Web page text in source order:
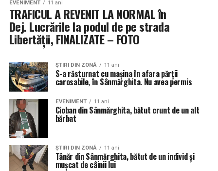
EVENIMENT 11 ani
TRAFICUL A REVENIT LA NORMAL în
Dej. Lucrările la podul de pe strada
Libertății, FINALIZATE – FOTO
ŞTIRI DIN ZONĂ 11 ani
S-a răsturnat cu mașina în afara părții
carosabile, în Sânmărghita. Nu avea permis
EVENIMENT 11 ani
Cioban din Sânmărghita, bătut crunt de un alt
bărbat
ŞTIRI DIN ZONĂ 11 ani
Tânăr din Sânmărghita, bătut de un individ și
mușcat de câinii lui